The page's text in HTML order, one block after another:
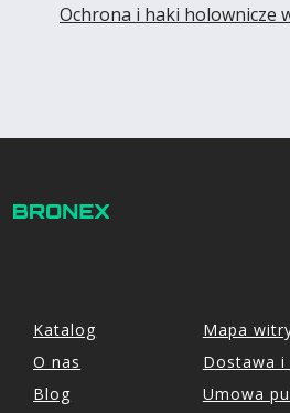
Ochrona i haki holownicze
Katalog
O nas
Blog
Mapa
Dostawa i
Umowa